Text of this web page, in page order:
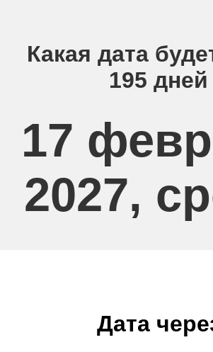
Какая дата
195 дней
17
2027,
Дата